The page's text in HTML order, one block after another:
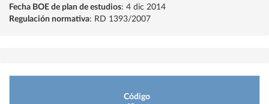
Fecha BOE de plan de estudios: 4 dic 2014
Regulación normativa: RD 1393/2007
Código